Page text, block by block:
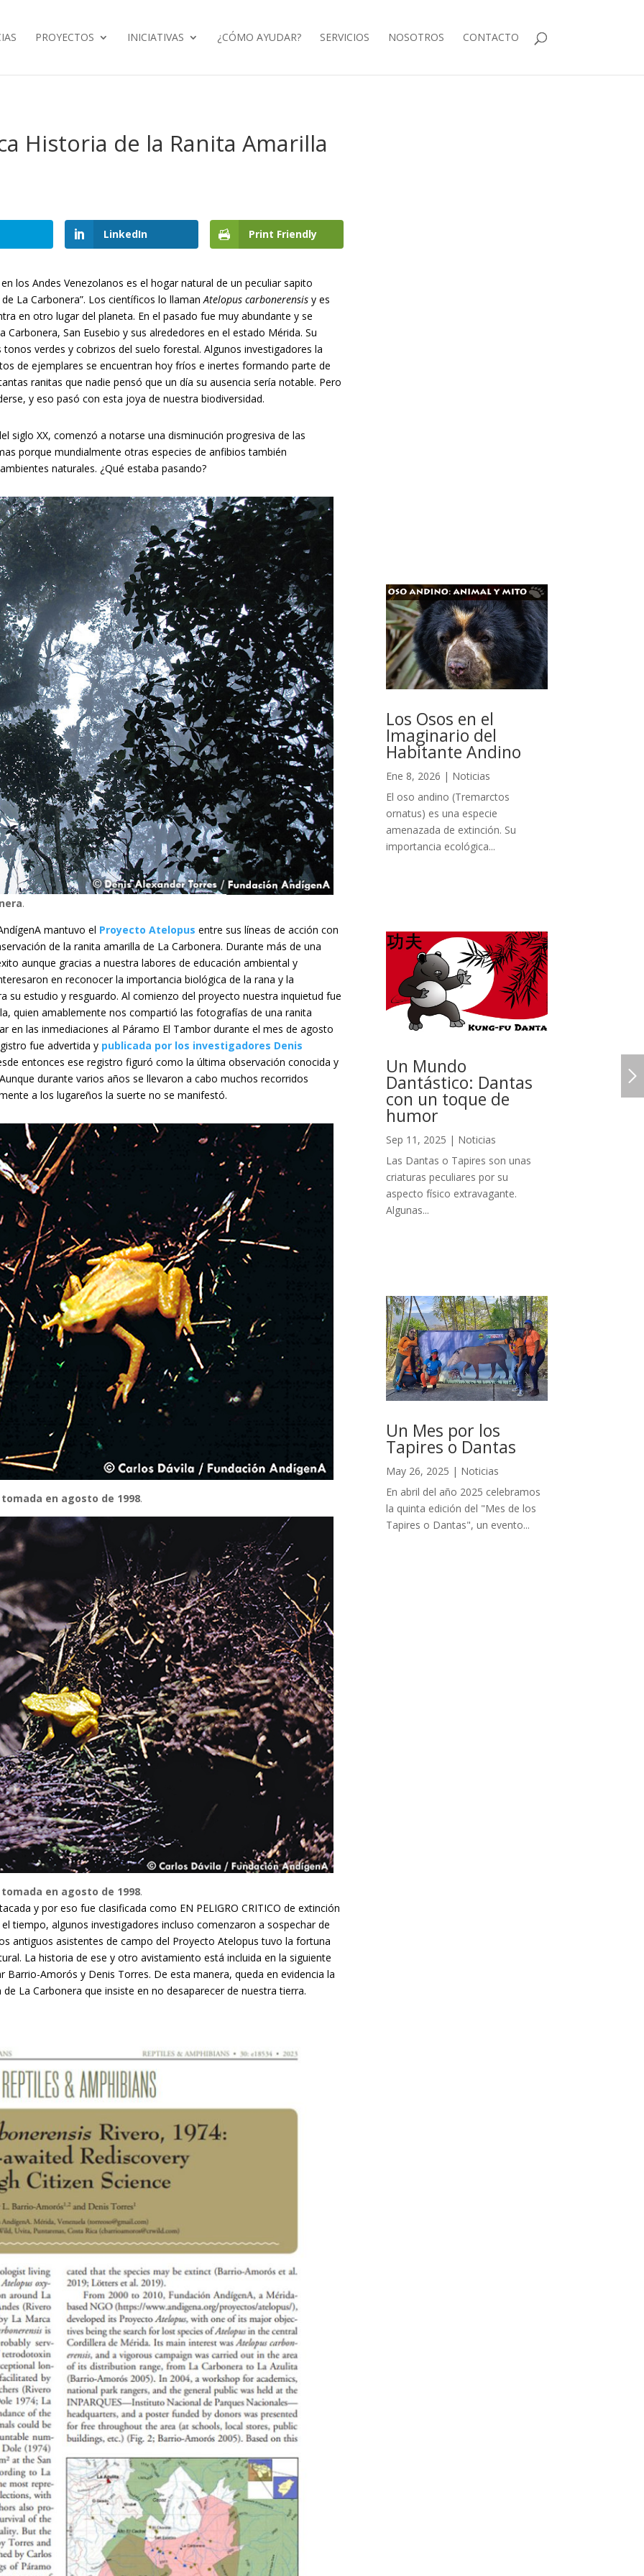
PROYECTOS INICIATIVAS ¿CÓMO AYUDAR? SERVICIOS NOSOTROS CONTACTO
Historia de la Ranita Amarilla
LinkedIn Print Friendly
los Andes Venezolanos es el hogar natural de un peculiar sapito
La Carbonera”. Los científicos lo llamanAtelopus carbonerensis y es
en otro lugar del planeta. En el pasado fue muy abundante y se
San Eusebio y sus alrededores en el estado Mérida. Su
verdes y cobrizos del suelo forestal. Algunos investigadores la
de ejemplares se encuentran hoy fríos e inertes formando parte de
ranitas que nadie pensó que un día su ausencia sería notable. Pero
y eso pasó con esta joya de nuestra biodiversidad.
siglo XX, comenzó a notarse una disminución progresiva de las
porque mundialmente otras especies de anfibios también
naturales. ¿Qué estaba pasando?
.
mantuvo el Proyecto Atelopus entre sus líneas de acción con
de la ranita amarilla de La Carbonera. Durante más de una
aunque gracias a nuestra labores de educación ambiental y
en reconocer la importancia biológica de la rana y la
su estudio y resguardo. Al comienzo del proyecto nuestra inquietud fue
quien amablemente nos compartió las fotografías de una ranita
en las inmediaciones al Páramo El Tambor durante el mes de agosto
fue advertida y publicada por los investigadores Denis
entonces ese registro figuró como la última observación conocida y
durante varios años se llevaron a cabo muchos recorridos
a los lugareños la suerte no se manifestó.
en agosto de 1998.
en agosto de 1998.
y por eso fue clasificada como EN PELIGRO CRITICO de extinción
el tiempo, algunos investigadores incluso comenzaron a sospechar de
antiguos asistentes de campo del Proyecto Atelopus tuvo la fortuna
La historia de ese y otro avistamiento está incluida en la siguiente
Amorós y Denis Torres. De esta manera, queda en evidencia la
La Carbonera que insiste en no desaparecer de nuestra tierra.
Los Osos en el
Imaginario del
Habitante Andino
Ene 8, 2026 | Noticias
El oso andino (Tremarctos
ornatus) es una especie
amenazada de extinción. Su
importancia ecológica...
Un Mundo
Dantástico: Dantas
con un toque de
humor
Sep 11, 2025 | Noticias
Las Dantas o Tapires son unas
criaturas peculiares por su
aspecto físico extravagante.
Algunas...
Un Mes por los
Tapires o Dantas
May 26, 2025 | Noticias
En abril del año 2025 celebramos
la quinta edición del "Mes de los
Tapires o Dantas", un evento...